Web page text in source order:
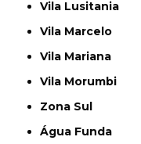
Vila Lusitania
Vila Marcelo
Vila Mariana
Vila Morumbi
Zona Sul
Água Funda